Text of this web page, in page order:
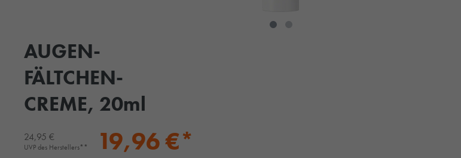
AUGEN-
FÄLTCHEN-
CREME, 20ml
24,95 €
UVP des Herstellers** 19,96 €*